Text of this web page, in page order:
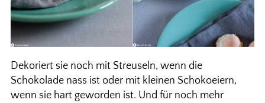
Dekoriert sie noch mit Streuseln, wenn die
Schokolade nass ist oder mit kleinen Schokoeiern,
wenn sie hart geworden ist. Und für noch mehr